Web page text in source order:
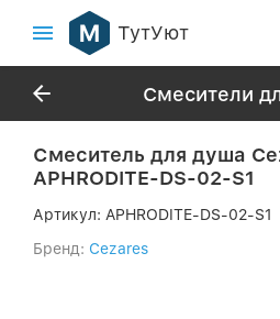
ТутУют
Смесители
Смеситель для душа
APHRODITE-DS-02-S1
Артикул: APHRODITE-DS-02-S1
Бренд: Cezares